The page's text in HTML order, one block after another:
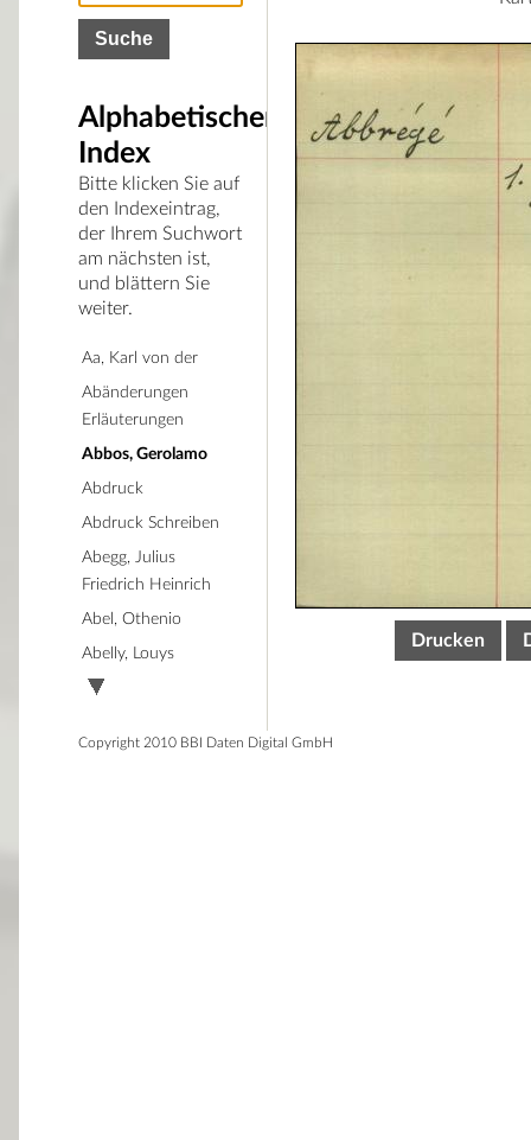
Drucken
Alphabetischer
Index
Bitte klicken Sie auf
den Indexeintrag,
der Ihrem Suchwort
am nächsten ist,
und blättern Sie
weiter.
Aa, Karl von der
Abänderungen
Erläuterungen
Abbos, Gerolamo
Abdruck
Abdruck Schreiben
Abegg, Julius
Friedrich Heinrich
Abel, Othenio
Abelly, Louys
Copyright 2010 BBI Daten Digital GmbH